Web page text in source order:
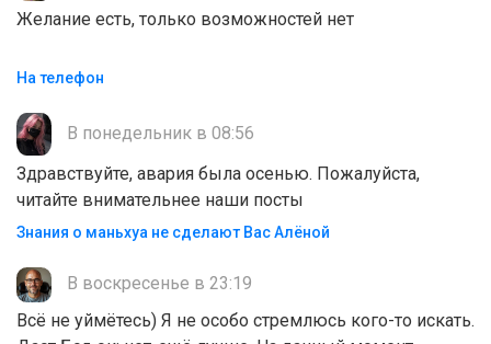
Желание есть, только возможностей нет
На телефон
В понедельник в 08:56
Здравствуйте, авария была осенью. Пожалуйста,
читайте внимательнее наши посты
Знания о маньхуа не сделают Вас Алëной
В воскресенье в 23:19
Всё не уймётесь) Я не особо стремлюсь кого-то искать.